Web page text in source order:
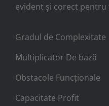
evident și corect
Gradul de Complexitate
Multiplicator De bază
Obstacole Funcționale
Capacitate Profit